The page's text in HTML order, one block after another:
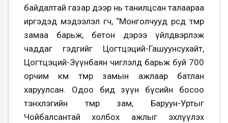
байдалтай газар дээр нь танилцсан талаараа
иргэдэд мэдээлэл өгч, “Монголчууд өөрсдөө төмөр
замаа барьж, бетон дэрээ үйлдвэрлэж
чаддаг гэдгийг Цогтцэций-Гашуунсухайт,
Цогтцэций-Зүүнбаян чиглэлд барьж буй 700
орчим км төмөр замын ажлаар батлан
харуулсан. Одоо бид зүүн бүсийн босоо
тэнхлэгийн төмөр зам, Баруун-Уртыг
Чойбалсантай холбох ажлыг эхлүүлэх